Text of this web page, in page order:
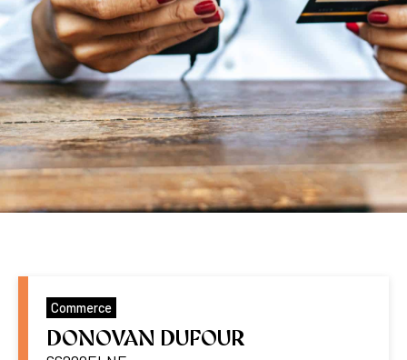
Commerce
DONOVAN DUFOUR